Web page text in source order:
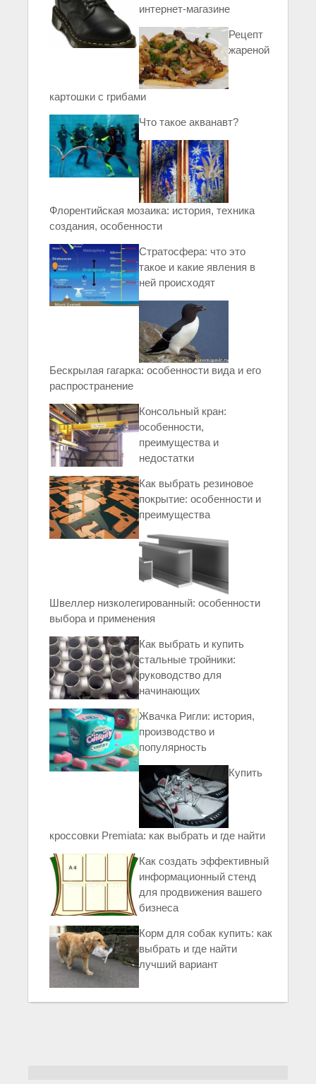
интернет-магазине
Рецепт
жареной
картошки с грибами
Что такое акванавт?
Флорентийская мозаика: история, техника
создания, особенности
Стратосфера: что это
такое и какие явления в
ней происходят
Бескрылая гагарка: особенности вида и его
распространение
Консольный кран:
особенности,
преимущества и
недостатки
Как выбрать резиновое
покрытие: особенности и
преимущества
Швеллер низколегированный: особенности
выбора и применения
Как выбрать и купить
стальные тройники:
руководство для
начинающих
Жвачка Ригли: история,
производство и
популярность
Купить
кроссовки Premiata: как выбрать и где найти
Как создать эффективный
информационный стенд
для продвижения вашего
бизнеса
Корм для собак купить: как
выбрать и где найти
лучший вариант